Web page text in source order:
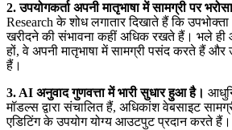
2. उपयोगकर्ता अपनी मातृभाषा में सामग्री पर
Research के शोध लगातार दिखाते हैं कि
खरीदने की संभावना कहीं अधिक रखते हैं। भले
हों, वे अपनी मातृभाषा में सामग्री पसंद करते हैं
हैं।
3. AI अनुवाद गुणवत्ता में भारी सुधार हुआ है।
मॉडल्स द्वारा संचालित हैं, अधिकांश वेबसाइट
एडिटिंग के उपयोग योग्य आउटपुट प्रदान करते हैं।